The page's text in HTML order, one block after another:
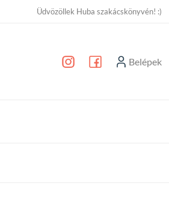
Üdvözöllek Huba szakácskönyvén! :)
Belépek